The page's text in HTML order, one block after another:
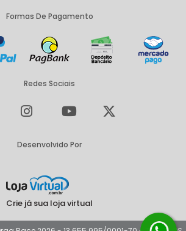
Formas De Pagamento
Redes Sociais
Desenvolvido Por
Crie já sua loja virtual